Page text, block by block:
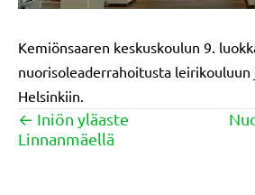
Kemiönsaaren keskuskoulun 9.
nuorisoleaderrahoitusta
Helsinkiin.
Posts
navigation
← Iniön yläaste
Linnanmäellä